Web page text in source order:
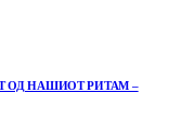
ОД НАШИОТ РИТАМ –